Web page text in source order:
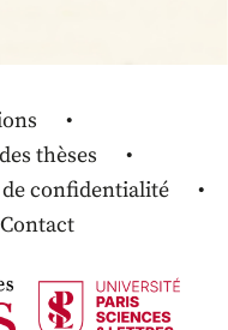
thèses
confidentialité
Contact